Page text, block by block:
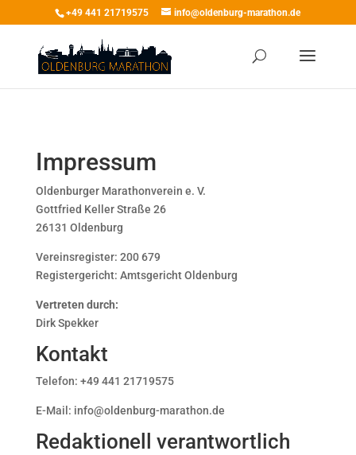
+49 441 21719575 info@oldenburg-marathon.de
Impressum
Oldenburger Marathonverein e. V.
Gottfried Keller Straße 26
26131 Oldenburg
Vereinsregister: 200 679
Registergericht: Amtsgericht Oldenburg
Vertreten durch:
Dirk Spekker
Kontakt
Telefon: +49 441 21719575
E-Mail: info@oldenburg-marathon.de
Redaktionell verantwortlich